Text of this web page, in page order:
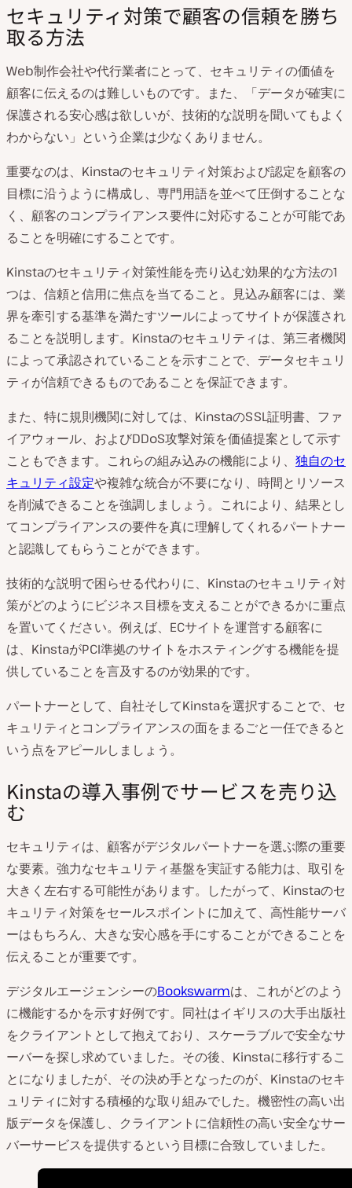
セキュリティ対策で顧客の信頼を勝ち
取る方法
Web制作会社や代行業者にとって、セキュリティの価値を
顧客に伝えるのは難しいものです。また、「データが確実に
保護される安心感は欲しいが、技術的な説明を聞いてもよく
わからない」という企業は少なくありません。
重要なのは、Kinstaのセキュリティ対策および認定を顧客の
目標に沿うように構成し、専門用語を並べて圧倒することな
く、顧客のコンプライアンス要件に対応することが可能であ
ることを明確にすることです。
Kinstaのセキュリティ対策性能を売り込む効果的な方法の1
つは、信頼と信用に焦点を当てること。見込み顧客には、業
界を牽引する基準を満たすツールによってサイトが保護され
ることを説明します。Kinstaのセキュリティは、第三者機関
によって承認されていることを示すことで、データセキュリ
ティが信頼できるものであることを保証できます。
また、特に規則機関に対しては、KinstaのSSL証明書、ファ
イアウォール、およびDDoS攻撃対策を価値提案として示す
こともできます。これらの組み込みの機能により、 独自のセ
キュリティ設定や複雑な統合が不要になり、時間とリソース
を削減できることを強調しましょう。これにより、結果とし
てコンプライアンスの要件を真に理解してくれるパートナー
と認識してもらうことができます。
技術的な説明で困らせる代わりに、Kinstaのセキュリティ対
策がどのようにビジネス目標を支えることができるかに重点
を置いてください。例えば、ECサイトを運営する顧客に
は、KinstaがPCI準拠のサイトをホスティングする機能を提
供していることを言及するのが効果的です。
パートナーとして、自社そしてKinstaを選択することで、セ
キュリティとコンプライアンスの面をまるごと一任できると
いう点をアピールしましょう。
Kinstaの導入事例でサービスを売り込
む
セキュリティは、顧客がデジタルパートナーを選ぶ際の重要
な要素。強力なセキュリティ基盤を実証する能力は、取引を
大きく左右する可能性があります。したがって、Kinstaのセ
キュリティ対策をセールスポイントに加えて、高性能サーバ
ーはもちろん、大きな安心感を手にすることができることを
伝えることが重要です。
デジタルエージェンシーのBookswarmは、これがどのよう
に機能するかを示す好例です。同社はイギリスの大手出版社
をクライアントとして抱えており、スケーラブルで安全なサ
ーバーを探し求めていました。その後、Kinstaに移行するこ
とになりましたが、その決め手となったのが、Kinstaのセキ
ュリティに対する積極的な取り組みでした。機密性の高い出
版データを保護し、クライアントに信頼性の高い安全なサー
バーサービスを提供するという目標に合致していました。